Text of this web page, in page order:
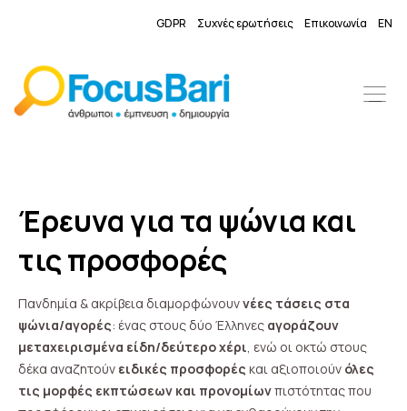
GDPR Συχνές ερωτήσεις Επικοινωνία EN
Έρευνα για τα ψώνια και
τις προσφορές
Πανδημία & ακρίβεια διαμορφώνουννέες τάσεις στα
ψώνια/αγορές: ένας στους δύο Έλληνες αγοράζουν
μεταχειρισμένα είδη/δεύτερο χέρι, ενώ οι οκτώ στους
δέκα αναζητούν ειδικές προσφορές και αξιοποιούν όλες
τις μορφές εκπτώσεων και προνομίωνπιστότητας που